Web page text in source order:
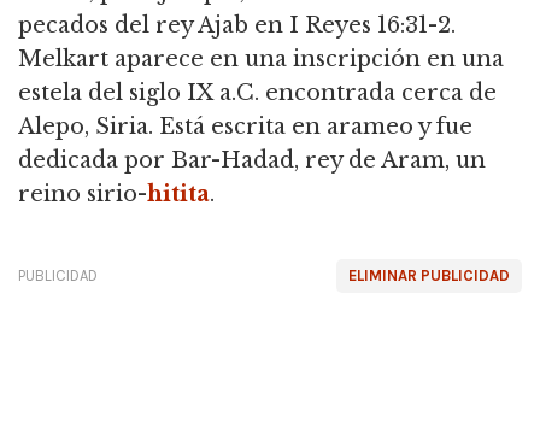
pecados del rey Ajab en I Reyes 16:31-2.
Melkart aparece en una inscripción en una
estela del siglo IX a.C. encontrada cerca de
Alepo, Siria. Está escrita en arameo y fue
dedicada por Bar-Hadad, rey de Aram, un
reino sirio-hitita.
ELIMINAR PUBLICIDAD
PUBLICIDAD